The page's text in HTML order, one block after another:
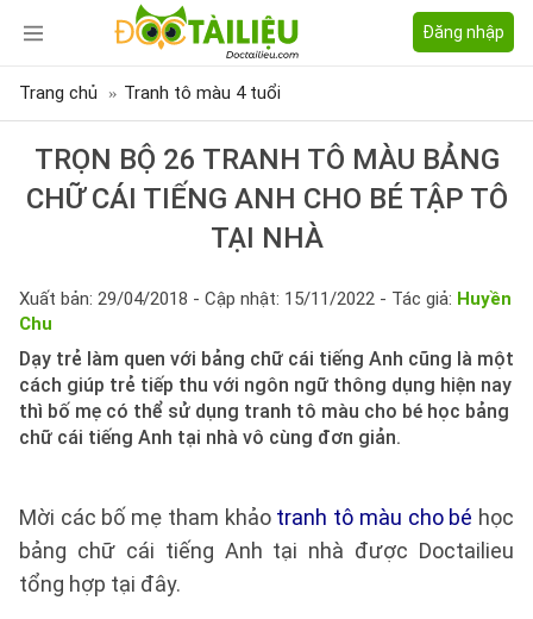
Đăng nhập
Trang chủ Tranh tô màu 4 tuổi
TRỌN BỘ 26 TRANH TÔ MÀU BẢNG
CHỮ CÁI TIẾNG ANH CHO BÉ TẬP TÔ
TẠI NHÀ
Xuất bản: 29/04/2018 - Cập nhật: 15/11/2022 - Tác giả: Huyền
Chu
Dạy trẻ làm quen với bảng chữ cái tiếng Anh cũng là một
cách giúp trẻ tiếp thu với ngôn ngữ thông dụng hiện nay
thì bố mẹ có thể sử dụng tranh tô màu cho bé học bảng
chữ cái tiếng Anh tại nhà vô cùng đơn giản.
Mời các bố mẹ tham khảo tranh tô màu cho bé học
bảng chữ cái tiếng Anh tại nhà được Doctailieu
tổng hợp tại đây.